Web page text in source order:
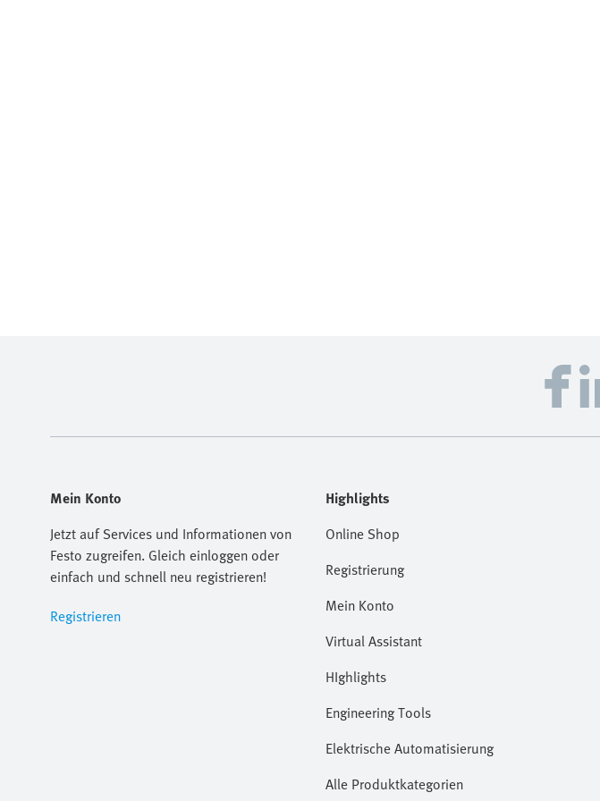
Mein Konto
Jetzt auf Services und Informationen von
Festo zugreifen. Gleich einloggen oder
einfach und schnell neu registrieren!
Registrieren
Highlights
Online Shop
Registrierung
Mein Konto
Virtual Assistant
HIghlights
Engineering Tools
Elektrische Automatisierung
Alle Produktkategorien